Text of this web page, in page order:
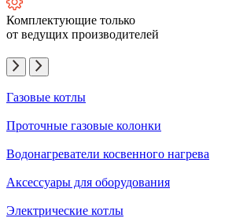
Комплектующие только
от ведущих производителей
Газовые котлы
Проточные газовые колонки
Водонагреватели косвенного нагрева
Аксессуары для оборудования
Электрические котлы